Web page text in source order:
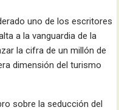
uno de los escritores
a la vanguardia de la
la cifra de un millón de
dimensión del turismo
sobre la seducción del